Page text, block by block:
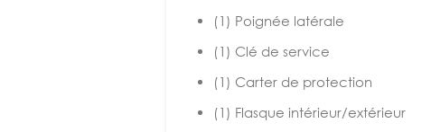
(1) Poignée latérale
(1) Clé de service
(1) Carter de protection
(1) Flasque intérieur/extérieur